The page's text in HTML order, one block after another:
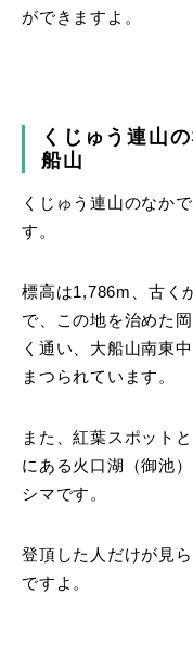
ができますよ。
くじゅう連山
船山
くじゅう連山のなか
す。
標高は1,786m、古く
で、この地を治めた
く通い、大船山南東
まつられています。
また、紅葉スポット
にある火口湖（御池
シマです。
登頂した人だけが見
ですよ。